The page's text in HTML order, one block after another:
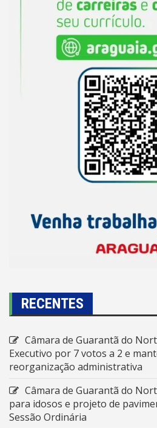
RECENTES
Câmara de Guarantã do
Executivo por 7 votos a 2 e
reorganização administrativa
Câmara de Guarantã do
para idosos e projeto de
Sessão Ordinária